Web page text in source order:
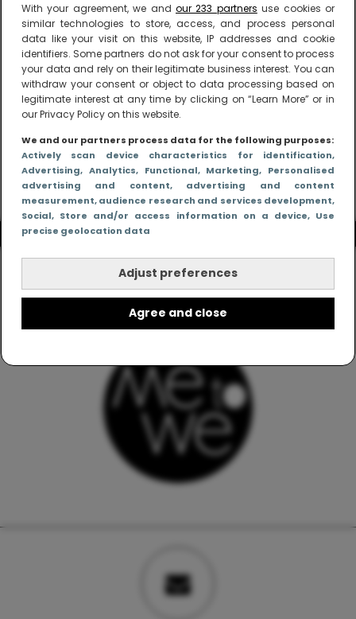
With your agreement, we and our 233 partners use cookies or
similar technologies to store, access, and process personal
data like your visit on this website, IP addresses and cookie
identifiers. Some partners do not ask for your consent to process
your data and rely on their legitimate business interest. You can
withdraw your consent or object to data processing based on
legitimate interest at any time by clicking on “Learn More” or in
our Privacy Policy on this website.
We and our partners process data for the following purposes:
Actively scan device characteristics for identification,
Advertising, Analytics, Functional, Marketing, Personalised
advertising and content, advertising and content
measurement, audience research and services development,
Social, Store and/or access information on a device, Use
precise geolocation data
Adjust preferences
Agree and close